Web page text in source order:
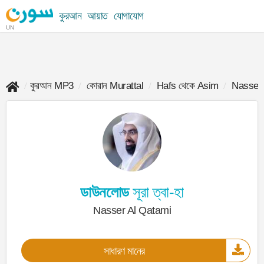
UN
কুরআন আয়াত যোগাযোগ
কুরআন MP3 কোরান Murattal Hafs থেকে Asim Nasser
ডাউনলোডসূরা ত্বা-হা
Nasser Al Qatami
সাধারণ মানের